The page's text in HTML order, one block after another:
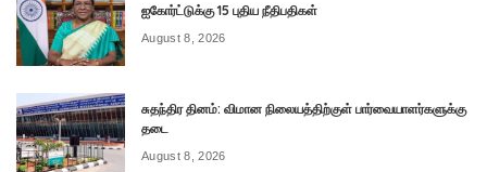
ஐகோர்ட்டுக்கு 15 புதிய நீதிபதிகள்
August 8, 2026
சுதந்திர தினம்: விமான நிலையத்திற்குள் பார்வையாளர்களுக்கு
தடை
August 8, 2026